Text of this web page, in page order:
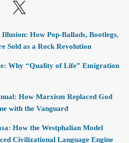
X
How Pop-Ballads, Bootlegs,
Sold as a Rock Revolution
Why “Quality of Life” Emigration
How Marxism Replaced God
with the Vanguard
How the Westphalian Model
Civilizational Language Engine